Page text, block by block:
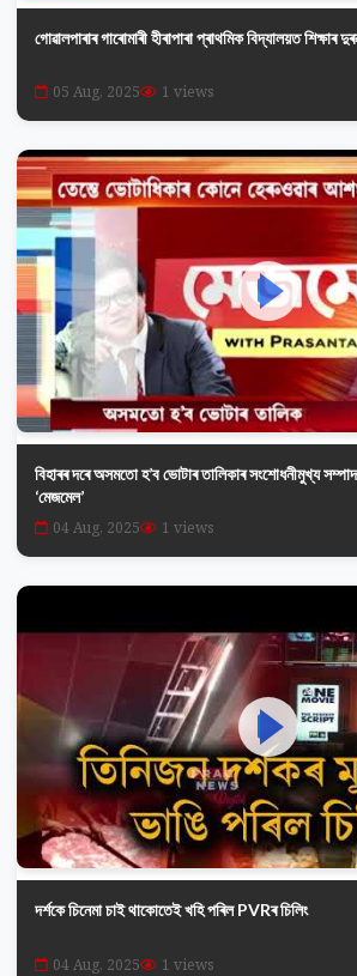
গোৱালপাৰাৰ গাৰোমাৰী হীৰাপাৰা প্ৰাথমিক বিদ্যালয়ত শিক্ষাৰ
05 Aug, 2025 1 views
বিহাৰৰ দৰে অসমতো হ’ব ভোটাৰ তালিকাৰ সংশোধনীমুখ্য
‘মেজমেল’
04 Aug, 2025
1 views
দৰ্শকে চিনেমা চাই থাকোতেই খহি পৰিল PVRৰ চিলিং
04 Aug, 2025 1 views